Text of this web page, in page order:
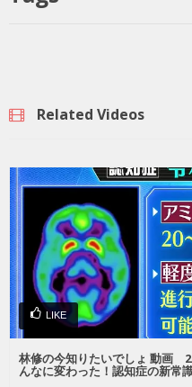
Related Videos
LIKE
林修の今知りたいでしょ 動画
んなに変わった！認知症の新常